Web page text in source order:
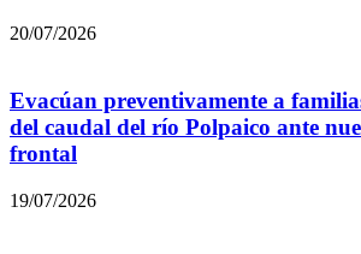
20/07/2026
Evacúan preventivamente a
del caudal del río Polpaico ante
frontal
19/07/2026